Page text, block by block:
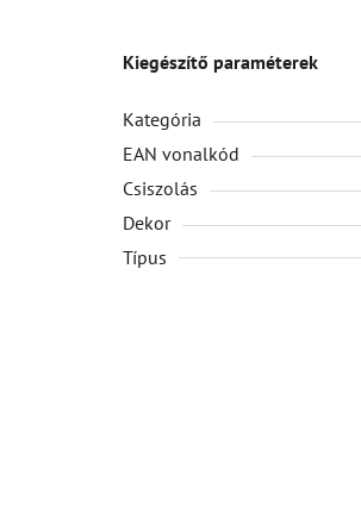
Kiegészítő paraméterek
Kategória
EAN vonalkód
Csiszolás
Dekor
Típus